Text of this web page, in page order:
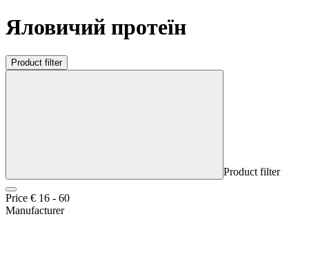
Яловичий протеїн
Product filter
Product filter
Price € 16 - 60
Manufacturer